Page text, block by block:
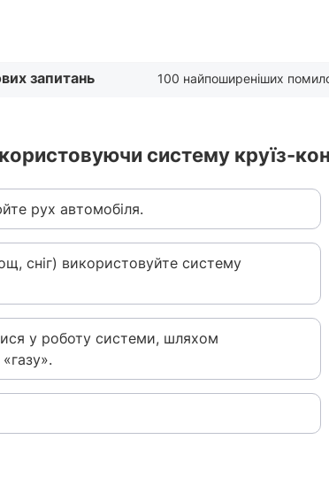
запитань 100 найпоширеніших
систему круїз-
рух автомобіля.
сніг) використовуйте систему
у роботу системи, шляхом